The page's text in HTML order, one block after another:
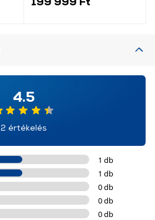
4.5
2 értékelés
1 db
1 db
0 db
0 db
0 db